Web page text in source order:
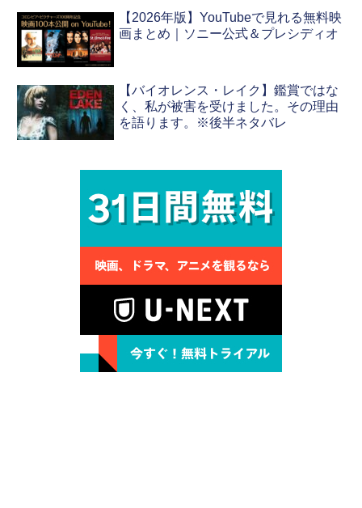
【2026年版】YouTubeで見れる無料映
画まとめ｜ソニー公式＆プレシディオ
【バイオレンス・レイク】鑑賞ではな
く、私が被害を受けました。その理由
を語ります。※後半ネタバレ